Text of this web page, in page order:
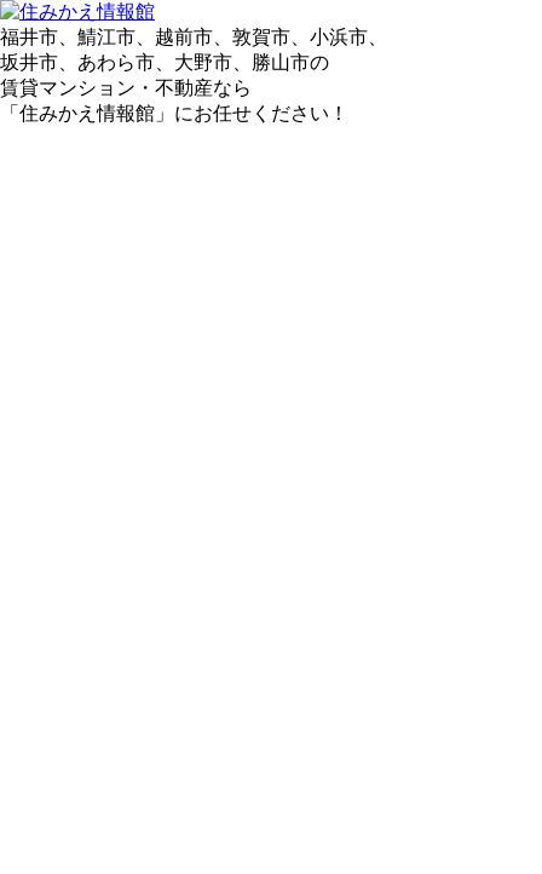
福井市、鯖江市、越前市、敦賀市、小浜市、
坂井市、あわら市、大野市、勝山市の
賃貸マンション・不動産なら
「住みかえ情報館」にお任せください！